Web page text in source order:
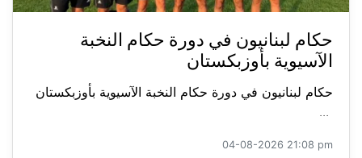
حكام لبنانيون في دورة حكام النخبة
الآسيوية بأوزبكستان
حكام لبنانيون في دورة حكام النخبة الآسيوية بأوزبكستان
...
04-08-2026 21:08 pm